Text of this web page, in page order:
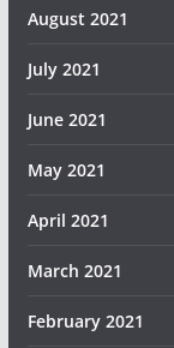
August 2021
July 2021
June 2021
May 2021
April 2021
March 2021
February 2021